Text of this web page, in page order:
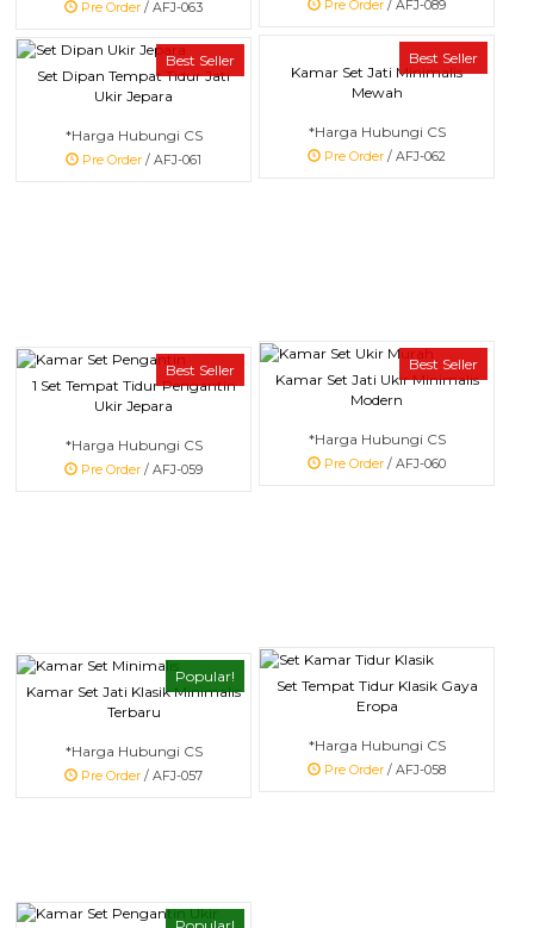
Pre Order / AFJ-089
Pre Order / AFJ-063
Best Seller
Kamar Set Jati Minimalis
Mewah
*Harga Hubungi CS
Pre Order / AFJ-062
Best Seller
Set Dipan Tempat Tidur Jati
Ukir Jepara
*Harga Hubungi CS
Pre Order / AFJ-061
Best Seller
Kamar Set Jati Ukir Minimalis
Modern
*Harga Hubungi CS
Pre Order / AFJ-060
Best Seller
1 Set Tempat Tidur Pengantin
Ukir Jepara
*Harga Hubungi CS
Pre Order / AFJ-059
Set Tempat Tidur Klasik Gaya
Eropa
*Harga Hubungi CS
Pre Order / AFJ-058
Popular!
Kamar Set Jati Klasik Minimalis
Terbaru
*Harga Hubungi CS
Pre Order / AFJ-057